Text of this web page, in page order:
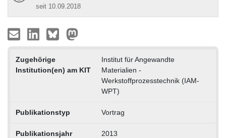
seit 10.09.2018
Zugehörige
Institution(en) am KIT
Institut für Angewandte
Materialien -
Werkstoffprozesstechnik (IAM-
WPT)
Publikationstyp Vortrag
Publikationsjahr 2013